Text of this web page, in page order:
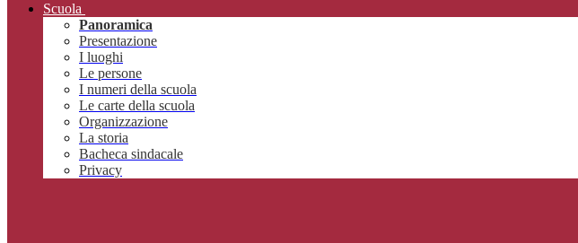
Scuola
Panoramica
Presentazione
I luoghi
Le persone
I numeri della scuola
Le carte della scuola
Organizzazione
La storia
Bacheca sindacale
Privacy